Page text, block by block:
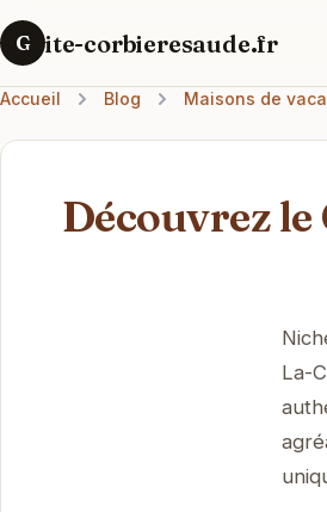
G ite-corbieresaude.fr
Accueil Blog Maisons de
Découvrez
La-